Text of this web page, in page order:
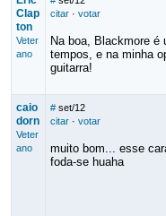
Clap
ton
Veter
ano
citar· votar
Na boa, Blackmore é
tempos, e na minha
guitarra!
caio
dorn
Veter
ano
# set/12
citar· votar
muito bom... esse
foda-se huaha